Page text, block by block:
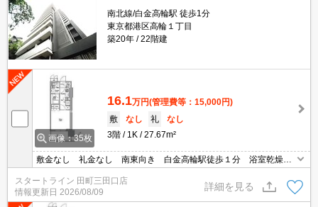
南北線/白金高輪駅 徒歩1分
東京都港区高輪１丁目
築20年
22階建
画像：35枚
16.1万円(管理費等：15,000円)
敷
なし 礼
なし
3階
1K 27.67m²
敷金なし 礼金なし 南東向き 白金高輪駅徒歩１分 浴室乾燥
機 追焚 独立洗面台 グリル ２口コンロ
スタートライン 田町三田口店
情報更新日 2026/08/09
詳細を見る